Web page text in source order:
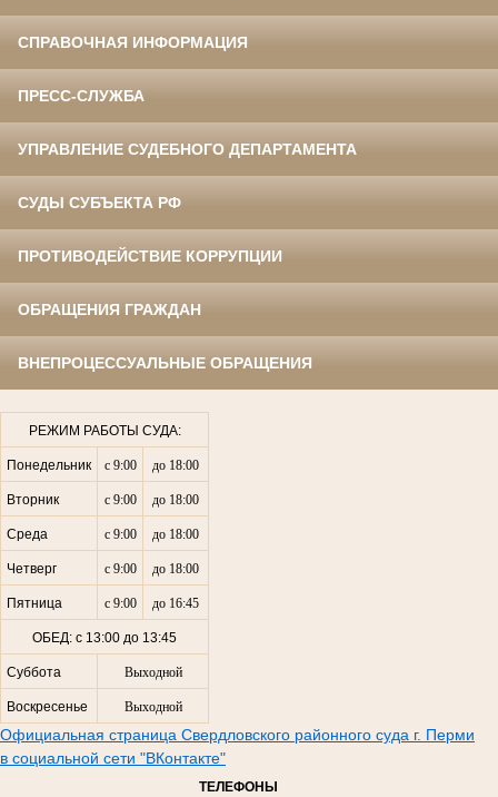
СПРАВОЧНАЯ ИНФОРМАЦИЯ
ПРЕСС-СЛУЖБА
УПРАВЛЕНИЕ СУДЕБНОГО ДЕПАРТАМЕНТА
СУДЫ СУБЪЕКТА РФ
ПРОТИВОДЕЙСТВИЕ КОРРУПЦИИ
ОБРАЩЕНИЯ ГРАЖДАН
ВНЕПРОЦЕССУАЛЬНЫЕ ОБРАЩЕНИЯ
РЕЖИМ РАБОТЫ СУДА:
Понедельник с 9:00 до 18:00
Вторник с 9:00 до 18:00
Среда с 9:00 до 18:00
Четверг с 9:00 до 18:00
Пятница с 9:00 до 16:45
ОБЕД: с 13:00 до 13:45
Суббота Выходной
Воскресенье Выходной
Официальная страница Свердловского районного суда г. Перми
в социальной сети "ВКонтакте"
ТЕЛЕФОНЫ